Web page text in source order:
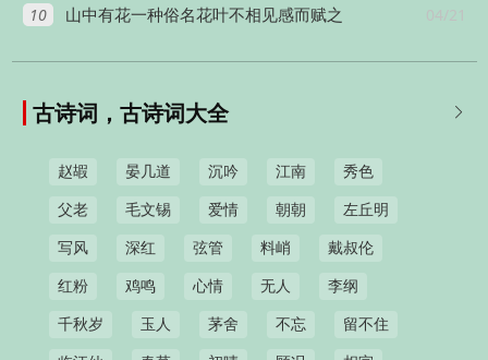
10 04/21
山中有花一种俗名花叶不相见感而赋之

古诗词，古诗词大全
赵嘏 晏几道 沉吟 江南 秀色
父老 毛文锡 爱情 朝朝 左丘明
写风 深红 弦管 料峭 戴叔伦
红粉 鸡鸣 心情 无人 李纲
千秋岁 玉人 茅舍 不忘 留不住